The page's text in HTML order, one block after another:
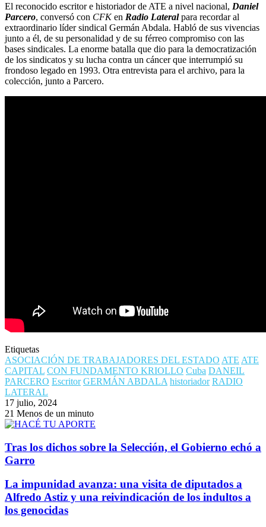
El reconocido escritor e historiador de ATE a nivel nacional, Daniel
Parcero, conversó con CFKen Radio Lateralpara recordar al
extraordinario líder sindical Germán Abdala. Habló de sus vivencias
junto a él, de su personalidad y de su férreo compromiso con las
bases sindicales. La enorme batalla que dio para la democratización
de los sindicatos y su lucha contra un cáncer que interrumpió su
frondoso legado en 1993. Otra entrevista para el archivo, para la
colección, junto a Parcero.
Etiquetas
ASOCIACIÓN DE TRABAJADORES DEL ESTADO ATE ATE
CAPITAL CON FUNDAMENTO KRIOLLO Cuba DANEIL
PARCERO Escritor GERMÁN ABDALA historiador RADIO
LATERAL
17 julio, 2024
21 Menos de un minuto
Tras los dichos sobre la Selección, el Gobierno echó a
Garro
La impunidad avanza: una visita de diputados a
Alfredo Astiz y una reivindicación de los indultos a
los genocidas